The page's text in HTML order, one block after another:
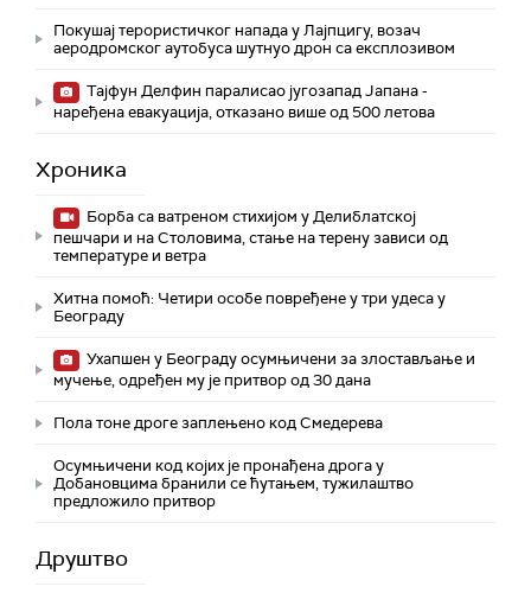
Покушај терористичког напада у Лајпцигу, возач
аеродромског аутобуса шутнуо дрон са експлозивом
Тајфун Делфин паралисао југозапад Јапана -
наређена евакуација, отказано више од 500 летова
Хроника
Борба са ватреном стихијом у Делиблатској
пешчари и на Столовима, стање на терену зависи од
температуре и ветра
Хитна помоћ: Четири особе повређене у три удеса у
Београду
Ухапшен у Београду осумњичени за злостављање и
мучење, одређен му је притвор од 30 дана
Пола тоне дроге заплењено код Смедерева
Осумњичени код којих је пронађена дрога у
Добановцима бранили се ћутањем, тужилаштво
предложило притвор
Друштво